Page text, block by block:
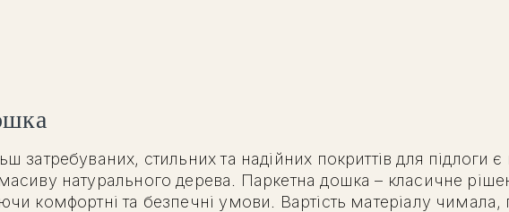
затребуваних, стильних та надійних покриттів для
натурального дерева. Паркетна дошка – класичне
комфортні та безпечні умови. Вартість матеріалу